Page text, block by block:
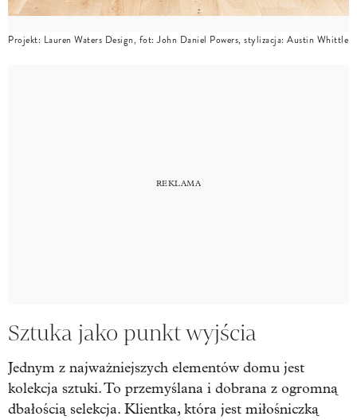
Projekt: Lauren Waters Design, fot: John Daniel Powers, stylizacja: Austin Whittle
Sztuka jako punkt wyjścia
Jednym z najważniejszych elementów domu jest
kolekcja sztuki. To przemyślana i dobrana z ogromną
dbałością selekcja. Klientka, która jest miłośniczką